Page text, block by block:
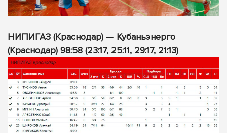
НИПИГАЗ (Краснодар) — Кубаньэнерго
(Краснодар) 98:58 (23:17, 25:11, 29:17, 21:13)